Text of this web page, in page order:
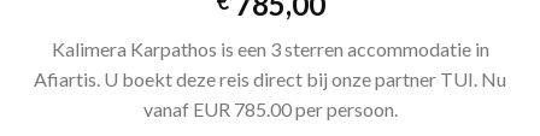
Kalimera Karpathos is een 3 sterren accommodatie in
Afiartis. U boekt deze reis direct bij onze partner TUI. Nu
vanaf EUR 785.00 per persoon.